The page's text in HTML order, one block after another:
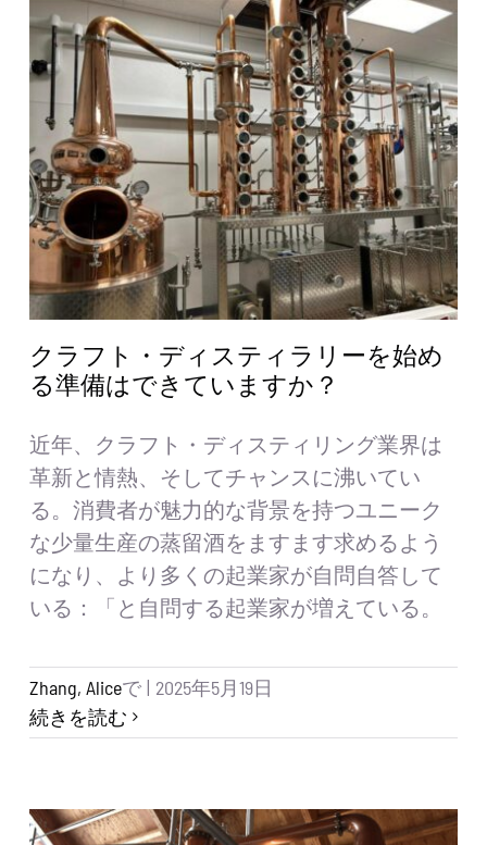
クラフト・ディスティラリーを始め
る準備はできていますか？
近年、クラフト・ディスティリング業界は
革新と情熱、そしてチャンスに沸いてい
る。消費者が魅力的な背景を持つユニーク
な少量生産の蒸留酒をますます求めるよう
になり、より多くの起業家が自問自答して
いる：「と自問する起業家が増えている。
Zhang, Aliceで | 2025年5月19日
続きを読む